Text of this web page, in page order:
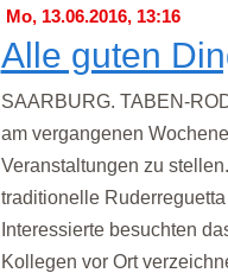
Mo, 13.06.2016, 13:16
Alle guten
SAARBURG. TABEN-
am vergangenen
Veranstaltungen zu
traditionelle
Interessierte besuchten
Kollegen vor Ort